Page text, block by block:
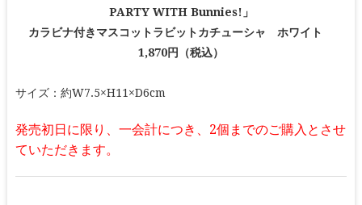
PARTY WITH Bunnies!」
カラビナ付きマスコットラビットカチューシャ ホワイト
1,870円（税込）
サイズ：約W7.5×H11×D6cm
発売初日に限り、一会計につき、2個までのご購入とさせ
ていただきます。